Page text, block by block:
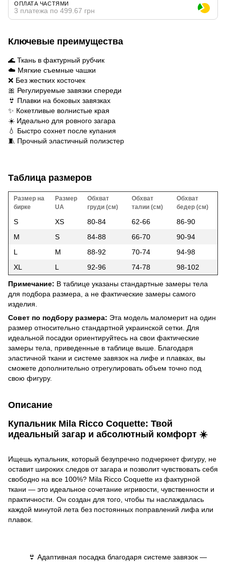
ОПЛАТА ЧАСТЯМИ
3 платежа по 499.67 грн
Ключевые преимущества
🌊 Ткань в фактурный рубчик
☁️ Мягкие съемные чашки
❌ Без жестких косточек
🎀 Регулируемые завязки спереди
👙 Плавки на боковых завязках
✨ Кокетливые волнистые края
☀️ Идеально для ровного загара
💧 Быстро сохнет после купания
🧵 Прочный эластичный полиэстер
Таблица размеров
Размер на
бирке
Размер
UA
Обхват
груди (см)
Обхват
талии (см)
Обхват
бедер (см)
S XS 80-84 62-66
86-90
M
S 84-88 66-70
90-94
L
M 88-92 70-74
94-98
XL
L 92-96 74-78 98-102
Примечание: В таблице указаны стандартные замеры тела
для подбора размера, а не фактические замеры самого
изделия.
Совет по подбору размера: Эта модель маломерит на один
размер относительно стандартной украинской сетки. Для
идеальной посадки ориентируйтесь на свои фактические
замеры тела, приведенные в таблице выше. Благодаря
эластичной ткани и системе завязок на лифе и плавках, вы
сможете дополнительно отрегулировать объем точно под
свою фигуру.
Описание
Купальник Mila Ricco Coquette: Твой
идеальный загар и абсолютный комфорт ☀️
Ищешь купальник, который безупречно подчеркнет фигуру, не
оставит широких следов от загара и позволит чувствовать себя
свободно на все 100%? Mila Ricco Coquette из фактурной
ткани — это идеальное сочетание игривости, чувственности и
практичности. Он создан для того, чтобы ты наслаждалась
каждой минутой лета без постоянных поправлений лифа или
плавок.
👙 Адаптивная посадка благодаря системе завязок —